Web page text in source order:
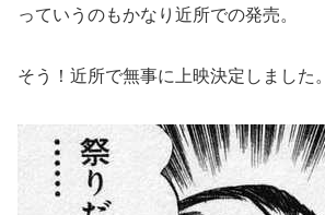
っていうのもかなり近所での発売。
そう！近所で無事に上映決定しました。